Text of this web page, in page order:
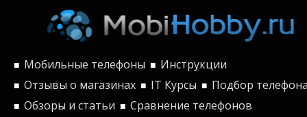
■ Мобильные телефоны ■ Инструкции
■ Отзывы о магазинах ■ IT Курсы ■ Подбор
■ Обзоры и статьи ■ Сравнение телефонов